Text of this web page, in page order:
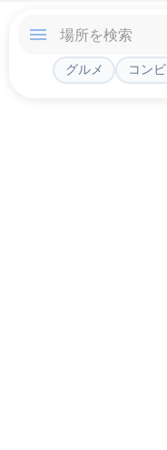
グルメ コンビ